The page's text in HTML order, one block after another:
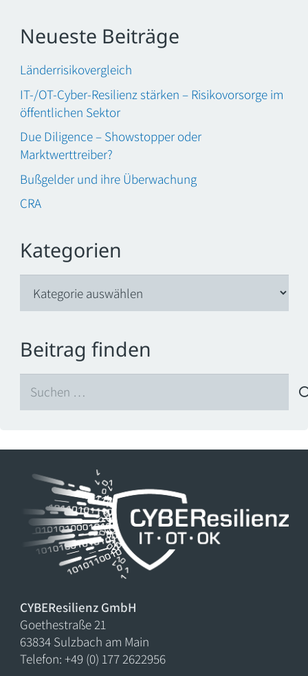
Neueste Beiträge
Länderrisikovergleich
IT-/OT-Cyber-Resilienz stärken – Risikovorsorge im
öffentlichen Sektor
Due Diligence – Showstopper oder
Marktwerttreiber?
Bußgelder und ihre Überwachung
CRA
Kategorien
Beitrag finden
nach:
CYBEResilienz GmbH
Goethestraße 21
63834 Sulzbach am Main
Telefon: +49 (0) 177 2622956